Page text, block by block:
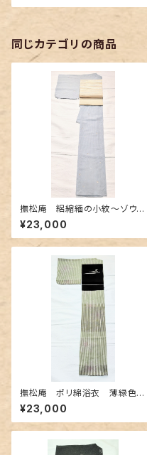
同じカテゴリの商品
撫松庵 絽縮緬の小紋〜ゾウや
孔雀 異国情緒柄〜
¥23,000
撫松庵 ポリ綿浴衣 薄緑色の
濃淡 ～ストライプに百合と萩〜
¥23,000